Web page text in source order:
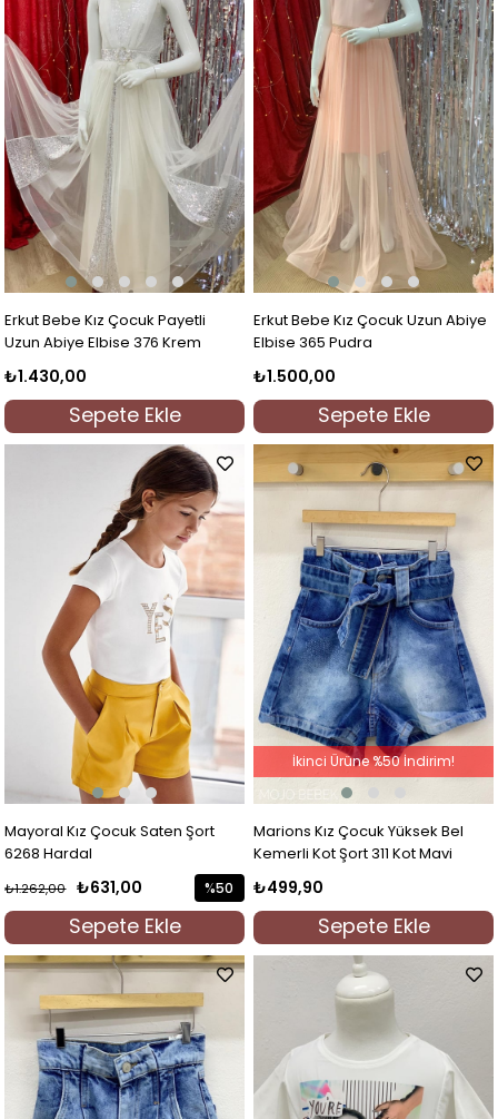
Erkut Bebe Kız Çocuk Payetli
Uzun Abiye Elbise 376 Krem
₺1.430,00
Sepete Ekle
Erkut Bebe Kız Çocuk Uzun Abiye
Elbise 365 Pudra
₺1.500,00
Sepete Ekle
Mayoral Kız Çocuk Saten Şort
6268 Hardal
₺631,00
₺1.262,00
Sepete Ekle
%50
İndirim
%50İndirim
Marions Kız Çocuk Yüksek Bel
Kemerli Kot Şort 311 Kot Mavi
₺499,90
Sepete Ekle
İkinci Ürüne %50 İndirim!